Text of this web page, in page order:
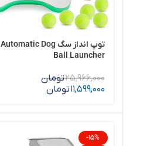
توپ انداز سگ Automatic Dog
Ball Launcher
25,966,000تومان
11,599,000تومان
-15%